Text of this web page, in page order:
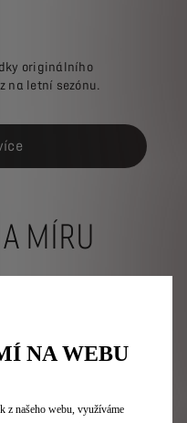
originálního
na letní sezónu.
MÍRU
NA WEBU
z našeho webu, využíváme